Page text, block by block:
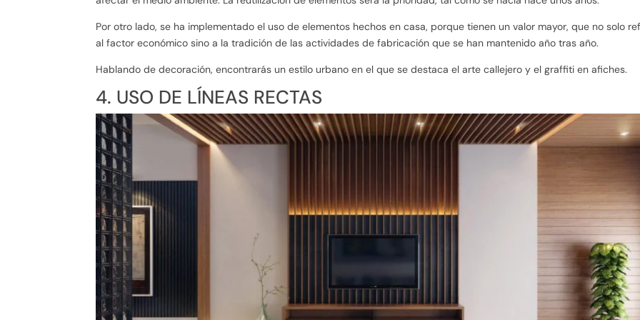
Por otro lado, se ha implementado el uso de elementos hechos en casa, porque tienen un valor mayor, que no solo
al factor económico sino a la tradición de las actividades de fabricación que se han mantenido año tras año.
Hablando de decoración, encontrarás un estilo urbano en el que se destaca el arte callejero y el graffiti en afiches.
4. USO DE LÍNEAS RECTAS